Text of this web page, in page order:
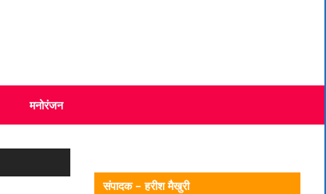
मनोरंजन
संपादक – हरीश मैखुरी